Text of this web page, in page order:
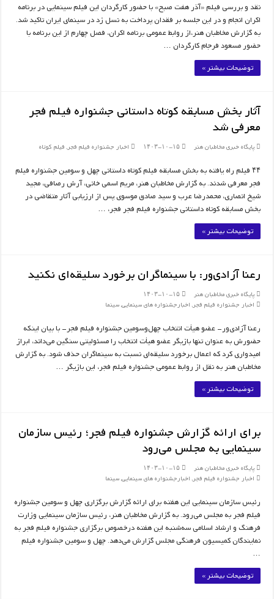
نقد و بررسی فیلم «آذر هفت صبح» با حضور کارگردان این فیلم سینمایی در برنامه
اکران انجام و در این جلسه بر فقدان پرداخت به نسل زد در سینمای ایران تاکید شد.
به گزارش مخاطبان هنر،از روابط عمومی برنامه اکران، فصل چهارم از این برنامه با
حضور مسعود فرجام کارگردان …
توضیحات بیشتر »
آثار بخش مسابقه کوتاه داستانی جشنواره فیلم فجر
معرفی شد
پایگاه خبری مخاطبان هنر ۱۴۰۳-۱۰-۱۵ اخبار جشنواره فیلم فجر,فیلم کوتاه
۴۴ فیلم راه یافته به بخش مسابقه فیلم کوتاه داستانی چهل و سومین جشنواره فیلم
فجر معرفی شدند. به گزارش مخاطبان هنر، مریم اسمی خانی، آرش رصافی، مجید
شیخ انصاری، محمدرضا عرب و سید صادق موسوی پس از ارزیابی آثار متقاضی در
بخش مسابقه کوتاه داستانی جشنواره فیلم فجر فجر، …
توضیحات بیشتر »
رعنا آزادی‌ور: با سینماگران برخورد سلیقه‌ای نکنید
پایگاه خبری مخاطبان هنر
۱۴۰۳-۱۰-۱۵
اخبار جشنواره فیلم فجر,اخبارجشنواره های سینمایی,سینما
رعنا آزادی‌ور- عضو هیأت انتخاب چهل‌وسومین جشنواره فیلم فجر- با بیان اینکه
حضورش به عنوان تنها بازیگر عضو هیأت انتخاب را مسئولیتی سنگین می‌داند، ابراز
امیدواری کرد که اعمال برخورد سلیقه‌ای نسبت به سینماگران حذف شود. به گزارش
مخاطبان هنر به نقل از روابط عمومی جشنواره فیلم فجر، این بازیگر …
توضیحات بیشتر »
برای ارائه گزارش جشنواره فیلم فجر؛ رئیس سازمان
سینمایی به مجلس می‌رود
پایگاه خبری مخاطبان هنر
۱۴۰۳-۱۰-۱۵
اخبار جشنواره فیلم فجر,اخبارجشنواره های سینمایی,سینما
رئیس سازمان سینمایی این هفته برای ارائه گزارش برگزاری چهل و سومین جشنواره
فیلم فجر به مجلس می‌رود. به گزارش مخاطبان هنر، رئیس سازمان سینمایی وزارت
فرهنگ و ارشاد اسلامی سه‌شنبه این هفته درخصوص برگزاری جشنواره فیلم فجر به
نمایندگان کمیسیون فرهنگی مجلس گزارش می‌دهد. چهل و سومین جشنواره فیلم
…
توضیحات بیشتر »